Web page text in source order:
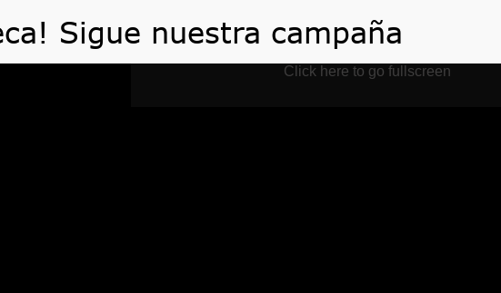
VIDEOS ARTÍCULOS TE AYUDAMOS ASOCIACIONES
Click here to go fullscreen